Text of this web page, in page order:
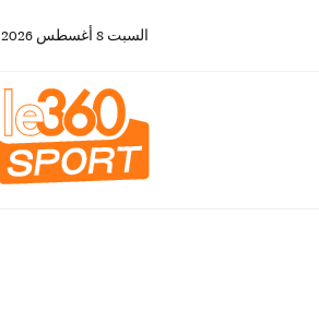
السبت 8 أغسطس 2026